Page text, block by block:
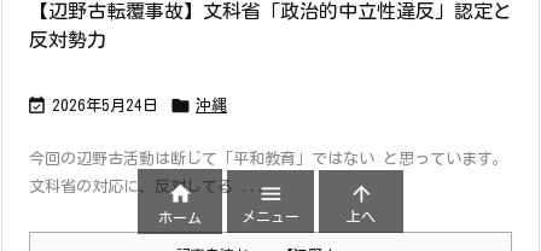
【辺野古転覆事故】文科省「政治的中立性違反」認定と
反対勢力
 2026年5月24日  沖縄
今回の辺野古活動は断じて「平和教育」ではない と思っています。
文科省の対応に、反対してる ...

ホーム

メニュー

上へ